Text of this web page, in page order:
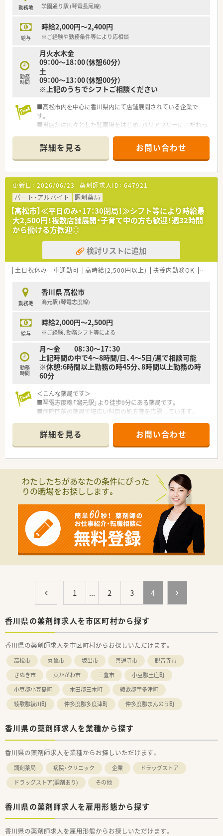
学びたい姿勢をしっかりフォローしてくれる環境です。
＜法人特徴＞
■1982年設立の香川県内の老舗調剤薬局です。
コンプライアンス意識の高い企業です。
■設備投資も積極的に行っています。
■高松市を中心に店舗を展開されている為、店舗移動となった際
も通勤しやすい環境です。
■専門薬剤師や認定薬剤師取得後は各種手当が支給されます。
＜こんな方にもオススメ＞
■ライフスタイルに合わせてシフト相談したい方
■応援体制整った環境で働きたい方
等々…
少しでも気になった方はお問い合わせくださいませ
勤務地 学園通り駅 (琴電長尾線)
給与
時給2,000円～2,400円
※ご経験や勤務条件等により応相談
勤務
時間
月火水木金
09：00～18：00（休憩60分）
土
09：00～13：00（休憩00分）
※上記のうちでシフトご相談ください
■高松市内を中心に香川県内にて店舗展開されている企業で
す。
■当店舗は広々とした駐車場をはじめ、バリアフリーにこだわっ
う配慮されています。
詳細を見る お問い合わせ
更新日： 2026/06/23 薬剤師求人ID： 647921
パート・アルバイト
調剤薬局
【高松市】≪平日のみ・17：30閉局！≫シフト等により時給最
大2,500円！複数店舗展開・子育て中の方も歓迎！週32時間
から働ける方歓迎◎
検討リストに追加
土日祝休み 車通勤可 高時給(2,500円以上) 扶養内勤務OK シフト
勤務地
香川県 高松市
潟元駅 (琴電志度線)
給与
時給2,000円～2,500円
※ご経験、勤務シフト等による
勤務
時間
月～金 08：30～17：30
上記時間の中で4～8時間/日、4～5日/週で相談可能
※休憩:6時間以上勤務の時45分、8時間以上勤務の時
60分
＜こんな薬局です＞
■琴電志度線「潟元駅」より徒歩9分にある薬局です。
■病院門前の薬局で幅広い科目の処方箋を応需しています。
＜業務内容＞
■総合科目の処方箋を応需しています。
■処方箋は1日平均130枚程度です。
■資格補助制度やスキルアップ制度あり（全額会社負担）
＜法人特徴＞
■香川県・愛媛県に店舗展開しています。(17店舗)
■薬剤師の年代も若い世代からベテランまで幅広く勤務されて
います。
■お子様からご高齢の方まで利用しやすい薬局作りを目指され
ています。
■いずれの店舗もバリアフリー対応で広めの作りとなっており、
デザインにもこだわられています。
■調剤設備も最新のものを取り揃えており、一包化監査システム
＜こんな方にもオススメ＞
等々…
詳細を見る お問い合わせ
わたしたちがあなたの条件にぴった
りの職場をお探しします。
1 ... 2 3 4
香川県の薬剤師求人を市区町村から探す
香川県の薬剤師求人を市区町村からお探しいただけます。
高松市 丸亀市 坂出市 善通寺市
観音寺市
さぬき市
東かがわ市 三豊市
小豆郡土庄町
小豆郡小豆島町
木田郡三木町
綾歌郡宇多津町
綾歌郡綾川町
仲多度郡多度津町 仲多度郡まんのう町
香川県の薬剤師求人を業種から探す
香川県の薬剤師求人を業種からお探しいただけます。
調剤薬局 病院・クリニック 企業
ドラッグストア
ドラッグストア(調剤あり)
その他
香川県の薬剤師求人を雇用形態から探す
香川県の薬剤師求人を雇用形態からお探しいただけます。